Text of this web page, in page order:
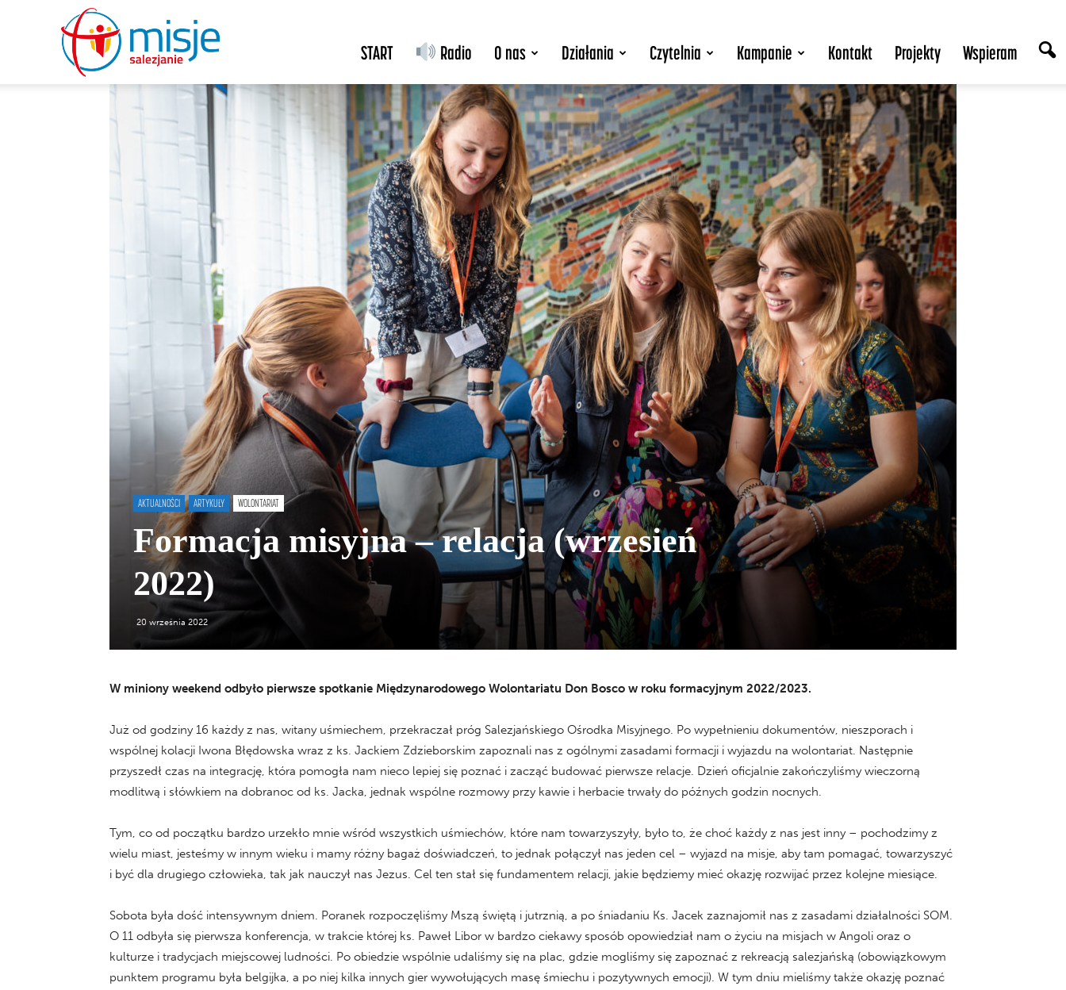
START Radio O nas Działania Czytelnia Kampanie Kontakt Projekty Wspieram
AKTUALNOŚCI ARTYKUŁY WOLONTARIAT
Formacja misyjna – relacja (wrzesień
2022)
20 września 2022
W miniony weekend odbyło pierwsze spotkanie Międzynarodowego Wolontariatu Don Bosco w roku formacyjnym 2022/2023.
Już od godziny 16 każdy z nas, witany uśmiechem, przekraczał próg Salezjańskiego Ośrodka Misyjnego. Po wypełnieniu dokumentów, nieszporach i
wspólnej kolacji Iwona Błędowska wraz z ks. Jackiem Zdzieborskim zapoznali nas z ogólnymi zasadami formacji i wyjazdu na wolontariat. Następnie
przyszedł czas na integrację, która pomogła nam nieco lepiej się poznać i zacząć budować pierwsze relacje. Dzień oficjalnie zakończyliśmy wieczorną
modlitwą i słówkiem na dobranoc od ks. Jacka, jednak wspólne rozmowy przy kawie i herbacie trwały do późnych godzin nocnych.
Tym, co od początku bardzo urzekło mnie wśród wszystkich uśmiechów, które nam towarzyszyły, było to, że choć każdy z nas jest inny – pochodzimy z
wielu miast, jesteśmy w innym wieku i mamy różny bagaż doświadczeń, to jednak połączył nas jeden cel – wyjazd na misje, aby tam pomagać, towarzyszyć
i być dla drugiego człowieka, tak jak nauczył nas Jezus. Cel ten stał się fundamentem relacji, jakie będziemy mieć okazję rozwijać przez kolejne miesiące.
Sobota była dość intensywnym dniem. Poranek rozpoczęliśmy Mszą świętą i jutrznią, a po śniadaniu Ks. Jacek zaznajomił nas z zasadami działalności SOM.
O 11 odbyła się pierwsza konferencja, w trakcie której ks. Paweł Libor w bardzo ciekawy sposób opowiedział nam o życiu na misjach w Angoli oraz o
kulturze i tradycjach miejscowej ludności. Po obiedzie wspólnie udaliśmy się na plac, gdzie mogliśmy się zapoznać z rekreacją salezjańską (obowiązkowym
punktem programu była belgijka, a po niej kilka innych gier wywołujących masę śmiechu i pozytywnych emocji). W tym dniu mieliśmy także okazję poznać